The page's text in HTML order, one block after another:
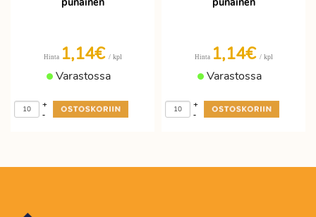
Hinta 1,14€ / kpl
Varastossa
-
+
Hinta 1,14€ / kpl
Varastossa
-
+